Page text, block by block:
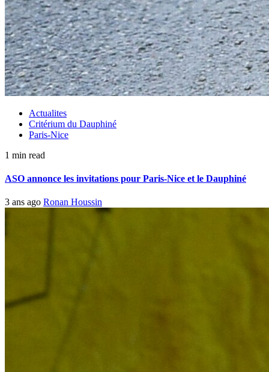
Actualites
Critérium du Dauphiné
Paris-Nice
1 min read
ASO annonce les invitations pour Paris-Nice et le Dauphiné
3 ans ago Ronan Houssin